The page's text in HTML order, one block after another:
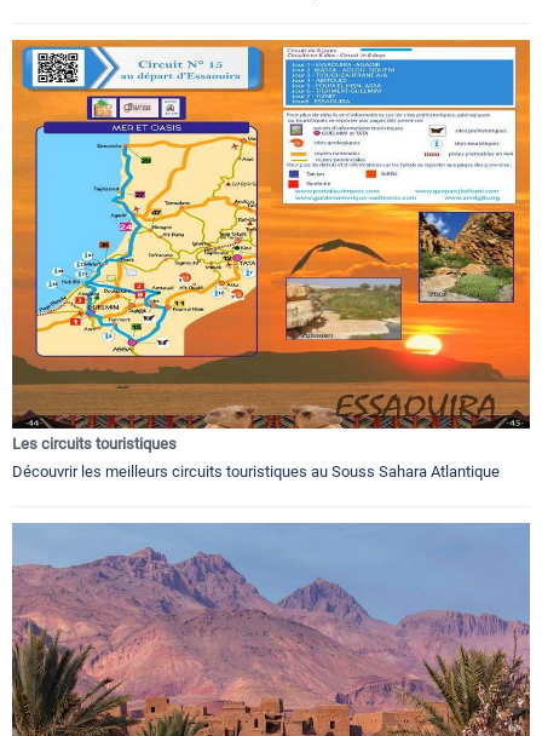
Les circuits touristiques
Découvrir les meilleurs circuits touristiques au Souss Sahara Atlantique